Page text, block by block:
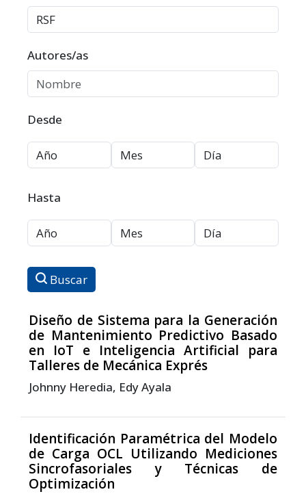
Autores/as
Desde
Hasta
Buscar
Diseño de Sistema para la Generación
de Mantenimiento Predictivo Basado
en IoT e Inteligencia Artificial para
Talleres de Mecánica Exprés
Johnny Heredia, Edy Ayala
Identificación Paramétrica del Modelo
de Carga OCL Utilizando Mediciones
Sincrofasoriales y Técnicas de
Optimización